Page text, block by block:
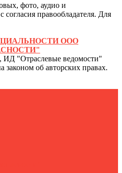
фото, аудио и
правообладателя. Для
ООО
"Отраслевые ведомости"
об авторских правах.